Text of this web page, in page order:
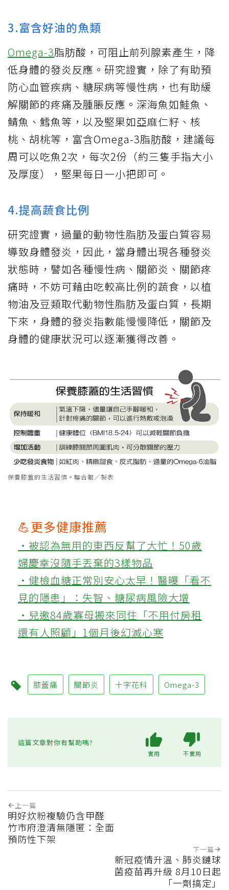
3.富含好油的魚類
Omega-3脂肪酸，可阻止前列腺素產生，降
低身體的發炎反應。研究證實，除了有助預
防心血管疾病、糖尿病等慢性病，也有助緩
解關節的疼痛及腫脹反應。深海魚如鮭魚、
鯖魚、鱈魚等，以及堅果如亞麻仁籽、核
桃、胡桃等，富含Omega-3脂肪酸，建議每
周可以吃魚2次，每次2份（約三隻手指大小
及厚度），堅果每日一小把即可。
4.提高蔬食比例
研究證實，過量的動物性脂肪及蛋白質容易
導致身體發炎，因此，當身體出現各種發炎
狀態時，譬如各種慢性病、關節炎、關節疼
痛時，不妨可藉由吃較高比例的蔬食，以植
物油及豆類取代動物性脂肪及蛋白質，長期
下來，身體的發炎指數能慢慢降低，關節及
身體的健康狀況可以逐漸獲得改善。
保養膝蓋的生活習慣。聯合報／製表
💪更多健康推薦
‧被認為無用的東西反幫了大忙！50歲
婦慶幸沒隨手丟棄的3樣物品
‧健檢血糖正常別安心太早！醫曝「看不
見的隱患」：失智、糖尿病風險大增
‧兒邀84歲寡母搬來同住「不用付房租
還有人照顧」1個月後幻滅心寒
膝蓋痛 關節炎 十字花科 Omega-3
這篇文章對你有幫助嗎?
實用 不實用
上一篇
明好炊粉複驗仍含甲醛
竹市府澄清無隱匿：全面
預防性下架
下一篇
新冠疫情升溫、肺炎鏈球
菌疫苗再升級 8月10日起
「一劑搞定」